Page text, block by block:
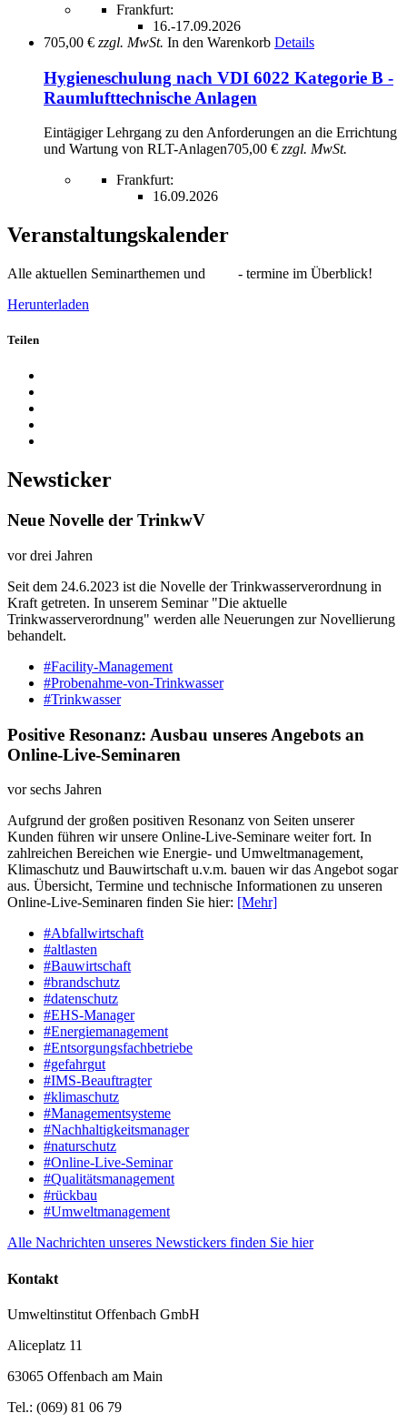
Frankfurt:
16.-17.09.2026
705,00 € zzgl. MwSt. In den Warenkorb Details
Hygieneschulung nach VDI 6022 Kategorie B -
Raumlufttechnische Anlagen
Eintägiger Lehrgang zu den Anforderungen an die Errichtung
und Wartung von RLT-Anlagen705,00 € zzgl. MwSt.
Frankfurt:
16.09.2026
Veranstaltungskalender
Alle aktuellen Seminarthemen und - termine im Überblick!
Herunterladen
Teilen
Newsticker
Neue Novelle der TrinkwV
vor drei Jahren
Seit dem 24.6.2023 ist die Novelle der Trinkwasserverordnung in
Kraft getreten. In unserem Seminar "Die aktuelle
Trinkwasserverordnung" werden alle Neuerungen zur Novellierung
behandelt.
#Facility-Management
#Probenahme-von-Trinkwasser
#Trinkwasser
Positive Resonanz: Ausbau unseres Angebots an
Online-Live-Seminaren
vor sechs Jahren
Aufgrund der großen positiven Resonanz von Seiten unserer
Kunden führen wir unsere Online-Live-Seminare weiter fort. In
zahlreichen Bereichen wie Energie- und Umweltmanagement,
Klimaschutz und Bauwirtschaft u.v.m. bauen wir das Angebot sogar
aus. Übersicht, Termine und technische Informationen zu unseren
Online-Live-Seminaren finden Sie hier: [Mehr]
#Abfallwirtschaft
#altlasten
#Bauwirtschaft
#brandschutz
#datenschutz
#EHS-Manager
#Energiemanagement
#Entsorgungsfachbetriebe
#gefahrgut
#IMS-Beauftragter
#klimaschutz
#Managementsysteme
#Nachhaltigkeitsmanager
#naturschutz
#Online-Live-Seminar
#Qualitätsmanagement
#rückbau
#Umweltmanagement
Alle Nachrichten unseres Newstickers finden Sie hier
Kontakt
Umweltinstitut Offenbach GmbH
Aliceplatz 11
63065 Offenbach am Main
Tel.: (069) 81 06 79